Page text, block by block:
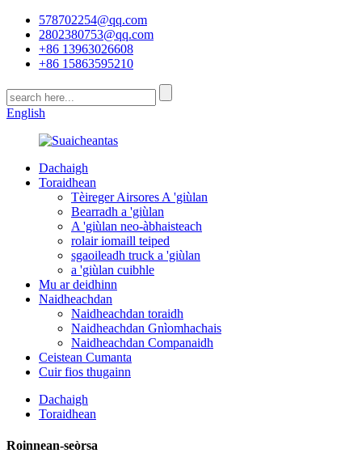
578702254@qq.com
2802380753@qq.com
+86 13963026608
+86 15863595210
English
Dachaigh
Toraidhean
Tèireger Airsores A 'giùlan
Bearradh a 'giùlan
A 'giùlan neo-àbhaisteach
rolair iomaill teiped
sgaoileadh truck a 'giùlan
a 'giùlan cuibhle
Mu ar deidhinn
Naidheachdan
Naidheachdan toraidh
Naidheachdan Gnìomhachais
Naidheachdan Companaidh
Ceistean Cumanta
Cuir fios thugainn
Dachaigh
Toraidhean
Roinnean-seòrsa